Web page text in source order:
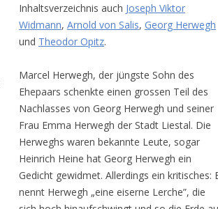
Inhaltsverzeichnis auch Joseph Viktor
Widmann,Arnold von Salis, Georg Herwegh
und Theodor Opitz.
Marcel Herwegh, der jüngste Sohn des
Ehepaars schenkte einen grossen Teil des
Nachlasses von Georg Herwegh und seiner
Frau Emma Herwegh der Stadt Liestal. Die
Herweghs waren bekannte Leute, sogar
Heinrich Heine hat Georg Herwegh ein
Gedicht gewidmet. Allerdings ein kritisches:
nennt Herwegh „eine eiserne Lerche”, die